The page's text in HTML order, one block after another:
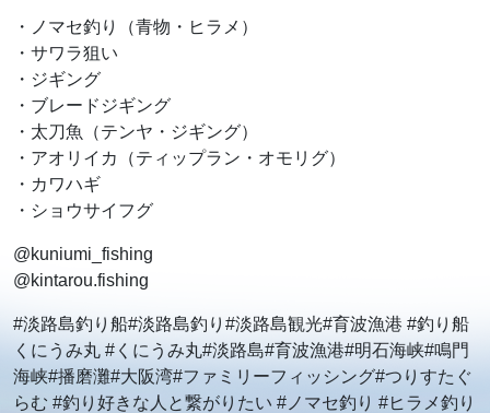
・ノマセ釣り（青物・ヒラメ）
・サワラ狙い
・ジギング
・ブレードジギング
・太刀魚（テンヤ・ジギング）
・アオリイカ（ティップラン・オモリグ）
・カワハギ
・ショウサイフグ
@kuniumi_fishing
@kintarou.fishing
#淡路島釣り船#淡路島釣り#淡路島観光#育波漁港 #釣り船
くにうみ丸 #くにうみ丸#淡路島#育波漁港#明石海峡#鳴門
海峡#播磨灘#大阪湾#ファミリーフィッシング#つりすたぐ
らむ #釣り好きな人と繋がりたい #ノマセ釣り #ヒラメ釣り